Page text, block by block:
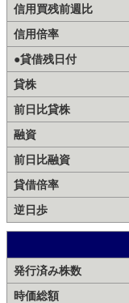
信用買残前週比
信用倍率
●貸借残日付
貸株
前日比貸株
融資
前日比融資
貸借倍率
逆日歩
発行済み株数
時価総額